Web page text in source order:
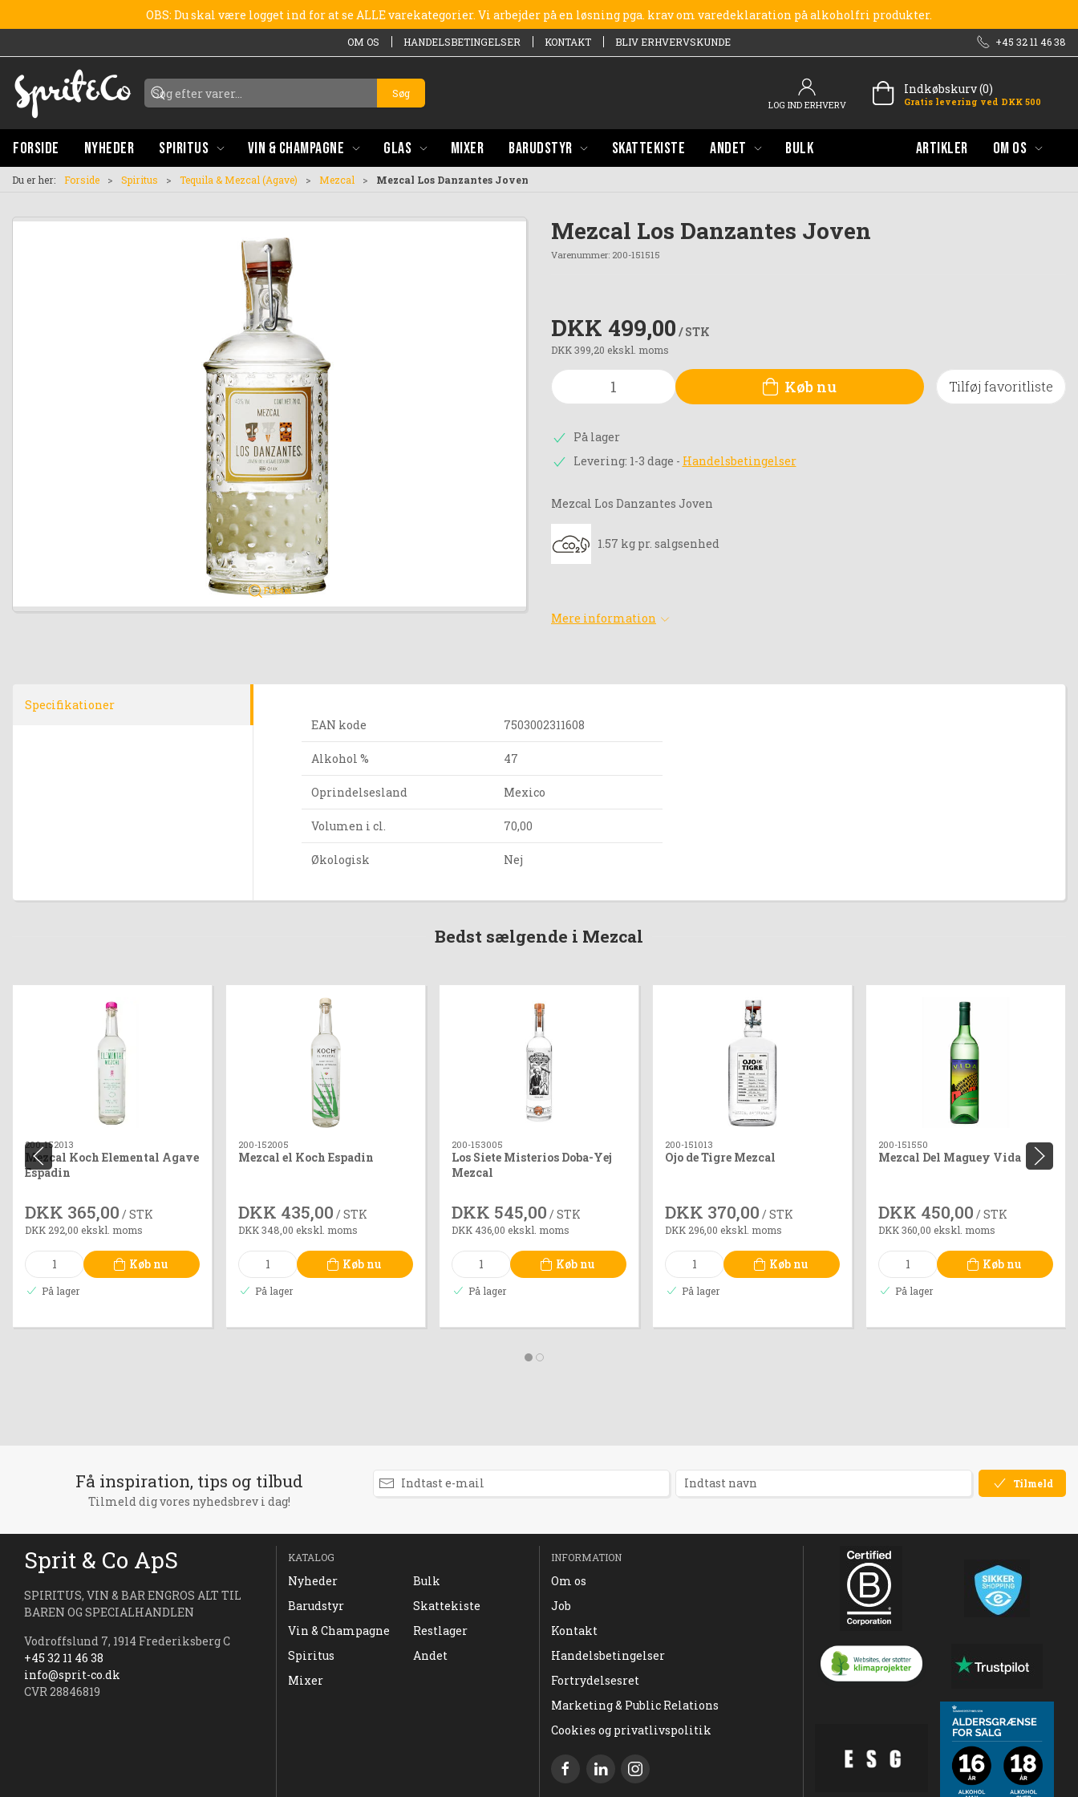
OBS: Du skal være logget ind for at se ALLE varekategorier. Vi arbejder på en løsning pga. krav om varedeklaration på alkoholfri produkter.
OM OS HANDELSBETINGELSER KONTAKT BLIV ERHVERVSKUNDE +45 32 11 46 38
Søg
LOG IND ERHVERV
Indkøbskurv (0)
Gratis levering ved DKK 500
FORSIDE NYHEDER SPIRITUS VIN & CHAMPAGNE GLAS MIXER BARUDSTYR SKATTEKISTE ANDET BULK ARTIKLER OM OS
Du er her: Forside Spiritus Tequila & Mezcal (Agave) Mezcal Mezcal Los Danzantes Joven
Forstør
Mezcal Los Danzantes Joven
Varenummer: 200-151515
DKK 499,00 / STK
DKK 399,20 ekskl. moms
Køb nu Tilføj favoritliste
På lager
Levering: 1-3 dage - Handelsbetingelser
Mezcal Los Danzantes Joven
1.57 kg pr. salgsenhed
Mere information
Specifikationer
EAN kode
7503002311608
Alkohol % 47
Oprindelsesland Mexico
Volumen i cl. 70,00
Økologisk Nej
Bedst sælgende i Mezcal
200-152013
Mezcal Koch Elemental Agave
Espadin
DKK 365,00 / STK
DKK 292,00 ekskl. moms
Køb nu
På lager
200-152005
Mezcal el Koch Espadin
DKK 435,00 / STK
DKK 348,00 ekskl. moms
Køb nu
På lager
200-153005
Los Siete Misterios Doba-Yej
Mezcal
DKK 545,00 / STK
DKK 436,00 ekskl. moms
Køb nu
På lager
200-151013
Ojo de Tigre Mezcal
DKK 370,00 / STK
DKK 296,00 ekskl. moms
Køb nu
På lager
200-151550
Mezcal Del Maguey Vida
DKK 450,00 / STK
DKK 360,00 ekskl. moms
Køb nu
På lager
Få inspiration, tips og tilbud
Tilmeld dig vores nyhedsbrev i dag!
Tilmeld
Sprit & Co ApS
SPIRITUS, VIN & BAR ENGROS ALT TIL
BAREN OG SPECIALHANDLEN
Vodroffslund 7, 1914 Frederiksberg C
+45 32 11 46 38
info@sprit-co.dk
CVR 28846819
KATALOG
Nyheder
Barudstyr
Vin & Champagne
Spiritus
Mixer
Bulk
Skattekiste
Restlager
Andet
INFORMATION
Om os
Job
Kontakt
Handelsbetingelser
Fortrydelsesret
Marketing & Public Relations
Cookies og privatlivspolitik